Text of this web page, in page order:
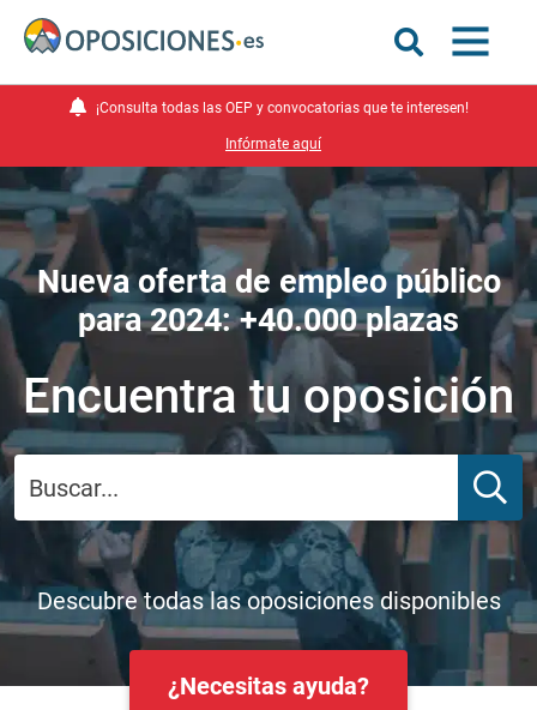
¡Consulta todas las OEP y convocatorias que te interesen!
Infórmate aquí
Nueva oferta de empleo público
para 2024: +40.000 plazas
Encuentra tu oposición
Descubre todas las oposiciones disponibles
¿Necesitas ayuda?